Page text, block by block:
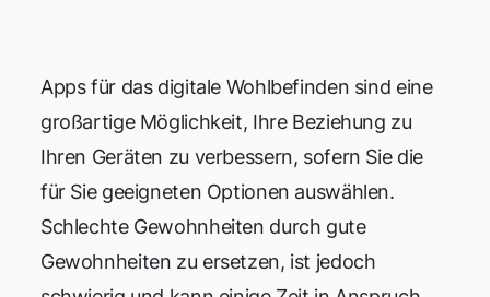
Apps für das digitale Wohlbefinden sind eine
großartige Möglichkeit, Ihre Beziehung zu
Ihren Geräten zu verbessern, sofern Sie die
für Sie geeigneten Optionen auswählen.
Schlechte Gewohnheiten durch gute
Gewohnheiten zu ersetzen, ist jedoch